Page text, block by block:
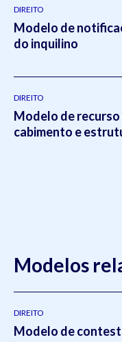
DIREITO
Modelo de
do inquilino
DIREITO
Modelo de
cabimento e
Modelos
DIREITO
Modelo de